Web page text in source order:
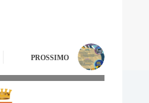
PROSSIMO